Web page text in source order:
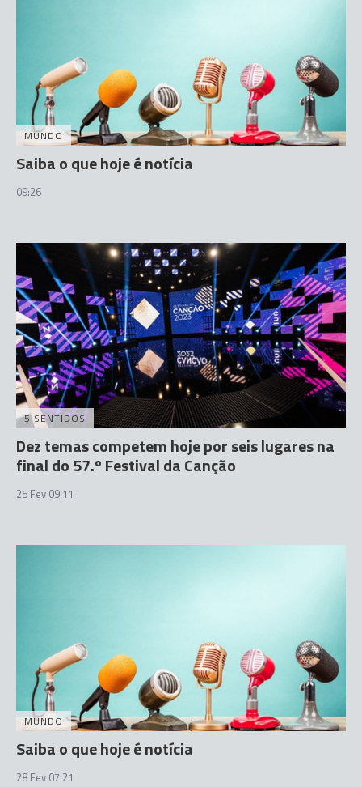
MUNDO
Saiba o que hoje é notícia
09:26
5 SENTIDOS
Dez temas competem hoje por seis lugares na
final do 57.º Festival da Canção
25 Fev 09:11
MUNDO
Saiba o que hoje é notícia
28 Fev 07:21